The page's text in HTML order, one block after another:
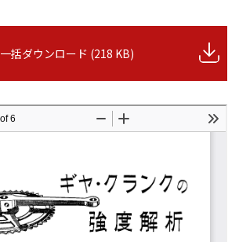
一括ダウンロード (218 KB)